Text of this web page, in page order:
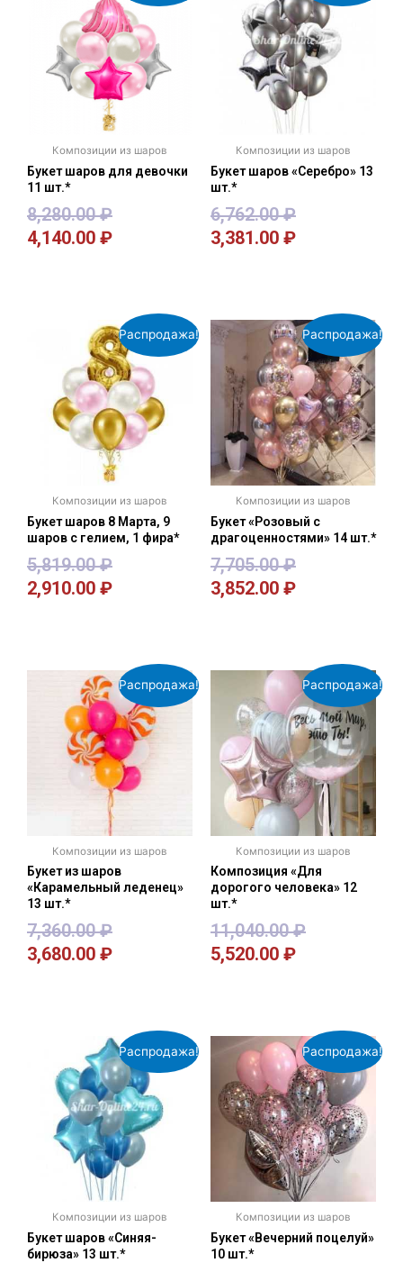
Композиции из шаров
Букет шаров для девочки
11 шт.*
8,280.00₽
4,140.00 ₽
Композиции из шаров
Букет шаров «Серебро» 13
шт.*
6,762.00₽
3,381.00 ₽
Распродажа!
Композиции из шаров
Букет шаров 8 Марта, 9
шаров с гелием, 1 фира*
5,819.00₽
2,910.00 ₽
Распродажа!
Композиции из шаров
Букет «Розовый с
драгоценностями» 14 шт.*
7,705.00₽
3,852.00 ₽
Распродажа!
Композиции из шаров
Букет из шаров
«Карамельный леденец»
13 шт.*
7,360.00₽
3,680.00 ₽
Распродажа!
Композиции из шаров
Композиция «Для
дорогого человека» 12
шт.*
11,040.00₽
5,520.00 ₽
Распродажа!
Композиции из шаров
Букет шаров «Синяя-
бирюза» 13 шт.*
Распродажа!
Композиции из шаров
Букет «Вечерний поцелуй»
10 шт.*